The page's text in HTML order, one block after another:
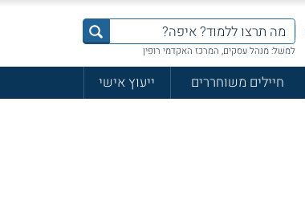
למשל: מנהל עסקים, המרכז האקדמי רופין
חיילים משוחררים
ייעוץ אישי